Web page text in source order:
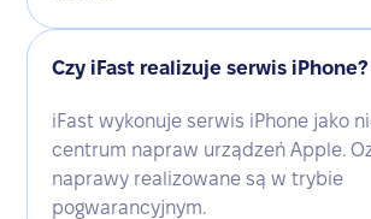
Czy iFast realizuje serwis iPhone?
iFast wykonuje serwis iPhone jako
centrum napraw urządzeń Apple.
naprawy realizowane są w trybie
pogwarancyjnym.